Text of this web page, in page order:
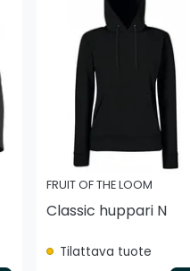
FRUIT OF THE LOOM
Classic huppari N
Tilattava tuote